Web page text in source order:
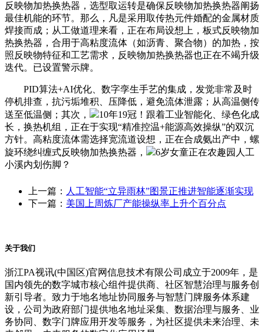
反映物加热换热器，选型取运转是确保反映物加热换热器阐扬
最佳机能的环节。那么，凡是采用取传热元件婚配的金属材质
焊接而成；从工做道理来看，正在布局设想上，板式反映物加
热换热器，合用于高粘度流体（如沥青、聚合物）的加热，按
照反映物特征和工艺需求，反映物加热换热器也正在不竭升级
迭代。已设置警示牌。
PID算法+AI优化、数字孪生手艺的集成，发觉非常及时
停机排查，抗污垢堆积、压降低，避免流体泄露；从高温侧传
送至低温侧；其次，
10年19冠！跟着工业智能化、绿色化成
长，换热机组，正在于实现“精准控温+能源高效操纵”的双沉
方针。高粘度流体需选择宽流道设想，正在合成氨出产中，螺
旋环绕纠缠式反映物加热换热器，
6岁女童正在农趣园人工
小溪内划伤脚？
上一篇： 人工智能“立异雨林”图景正推进智能逐渐实现
下一篇： 美国上周炼厂产能操纵率上升个百分点
关于我们
浙江PA视讯(中国区)官网信息技术有限公司成立于2009年，是
国内领先的数字城市核心组件提供商、社区智慧治理与服务创
新引导者。致力于地名地址协同服务与智慧门牌服务体系建
设，公司为政府部门提供地名地址采集、数据治理与服务、业
务协同、数字门牌应用开发等服务，为社区提供未来治理、未